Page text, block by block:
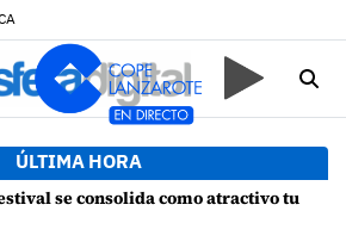
ÚLTIMA HORA
como atractivo turístico y agente dinamizador de la economía de Lanzarote